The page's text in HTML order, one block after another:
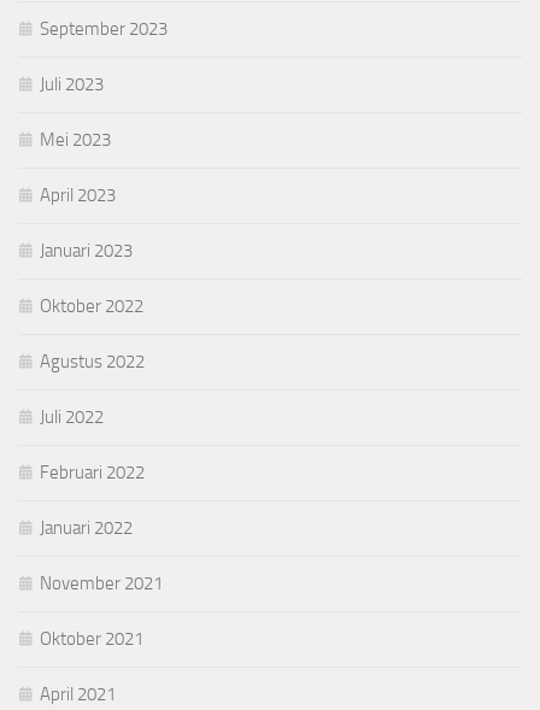
September 2023
Juli 2023
Mei 2023
April 2023
Januari 2023
Oktober 2022
Agustus 2022
Juli 2022
Februari 2022
Januari 2022
November 2021
Oktober 2021
April 2021